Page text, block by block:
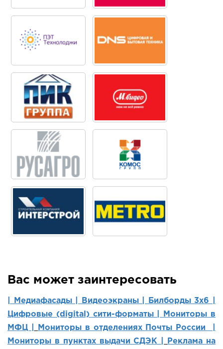
Вас может заинтересовать
| Медиафасады | Видеоэкраны |
Билборды 3х6 |
Цифровые (digital) сити-форматы |
Мониторы в
МФЦ |
Мониторы в отделениях Почты России |
Мониторы в пунктах выдачи СДЭК |
Реклама на